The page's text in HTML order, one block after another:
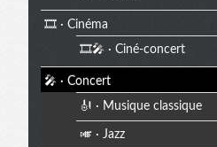
🎞️ · Cinéma
🎞️🎤 · Ciné-concert
🎤 · Concert
🎻 · Musique classique
🎺 · Jazz